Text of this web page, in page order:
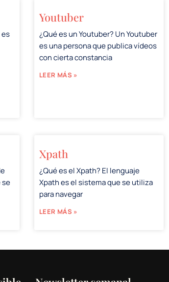
es
Youtuber
¿Qué es un Youtuber? Un Youtuber
es una persona que publica vídeos
con cierta constancia
LEER MÁS »
se
Xpath
¿Qué es el Xpath? El lenguaje
Xpath es el sistema que se utiliza
para navegar
LEER MÁS »